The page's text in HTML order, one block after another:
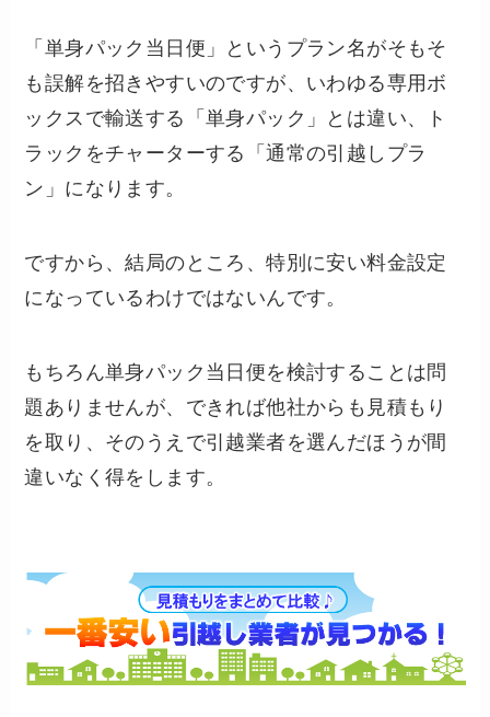
「単身パック当日便」というプラン名がそもそ
も誤解を招きやすいのですが、いわゆる専用ボ
ックスで輸送する「単身パック」とは違い、ト
ラックをチャーターする「通常の引越しプラ
ン」になります。
ですから、結局のところ、特別に安い料金設定
になっているわけではないんです。
もちろん単身パック当日便を検討することは問
題ありませんが、できれば他社からも見積もり
を取り、そのうえで引越業者を選んだほうが間
違いなく得をします。